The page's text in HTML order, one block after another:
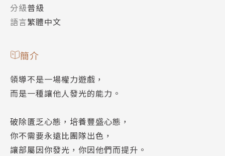
分級普級
語言繁體中文
簡介
領導不是一場權力遊戲，
而是一種讓他人發光的能力。
破除匱乏心態，培養豐盛心態，
你不需要永遠比團隊出色，
讓部屬因你發光，你因他們而提升。